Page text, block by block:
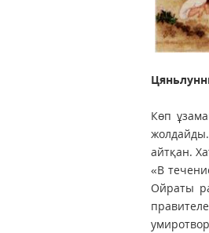
Көп
айтқан.
«В
Ойраты